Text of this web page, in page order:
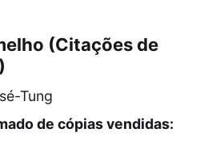
(Citações de
Tung
de cópias vendidas: